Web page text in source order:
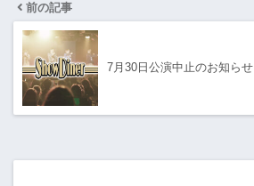
前の記事
7月30日公演中止のお知らせ